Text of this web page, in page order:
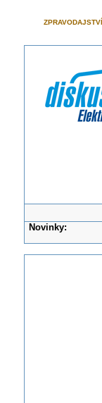
ZPRAVODAJSTVÍ
Novinky: